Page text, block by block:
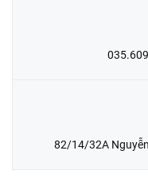
82/14/32A Nguyễn